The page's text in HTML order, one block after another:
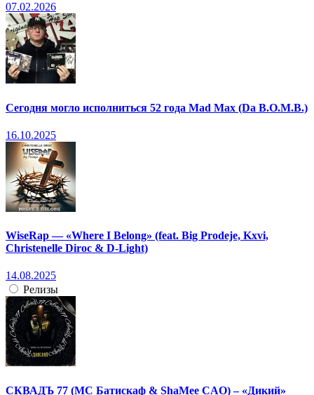
07.02.2026
Сегодня могло исполниться 52 года Mad Max (Da B.O.M.B.)
16.10.2025
WiseRap — «Where I Belong» (feat. Big Prodeje, Kxvi,
Christenelle Diroc & D-Light)
14.08.2025
Релизы
СКВАДЪ 77 (МС Батискаф & ShaMee CAO) – «Дикий»